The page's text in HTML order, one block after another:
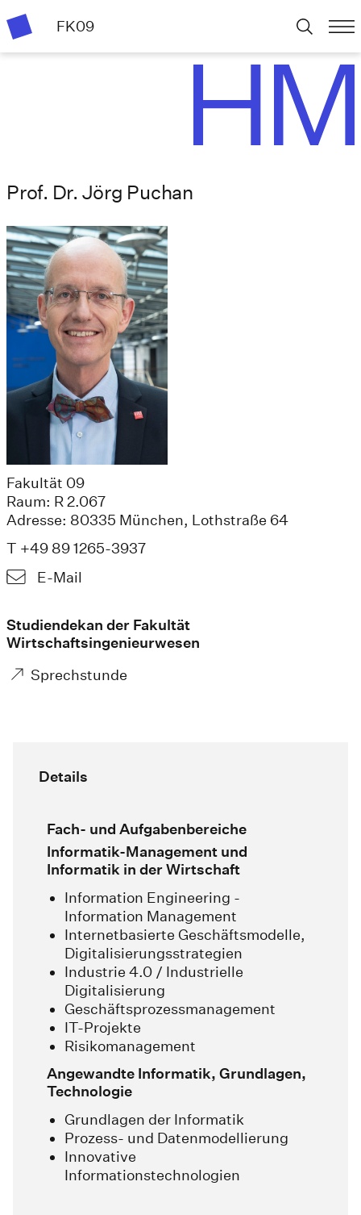
FK09
Prof. Dr. Jörg Puchan
Fakultät 09
Raum: R 2.067
Adresse: 80335 München, Lothstraße 64
T +49 89 1265-3937
E-Mail
Studiendekan der Fakultät
Wirtschaftsingenieurwesen
Sprechstunde
Details
Fach- und Aufgabenbereiche
Informatik-Management und
Informatik in der Wirtschaft
Information Engineering -
Information Management
Internetbasierte Geschäftsmodelle,
Digitalisierungsstrategien
Industrie 4.0 / Industrielle
Digitalisierung
Geschäftsprozessmanagement
IT-Projekte
Risikomanagement
Angewandte Informatik, Grundlagen,
Technologie
Grundlagen der Informatik
Prozess- und Datenmodellierung
Innovative
Informationstechnologien